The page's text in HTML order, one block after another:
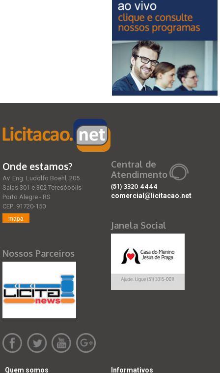
Onde estamos?
Av. Eng. Ludolfo Boehl, 205
Salas 301 e 302 Teresópolis
Porto Alegre - RS
CEP: 91720-150
mapa
Nossos Parceiros
Central de
Atendimento
(51) 3320 4444
comercial@licitacao.net
Janela Social
Quem somos Informativos